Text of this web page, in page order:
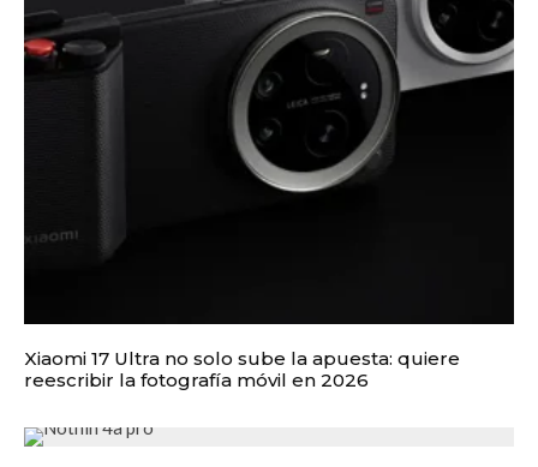
Xiaomi 17 Ultra no solo sube la apuesta: quiere
reescribir la fotografía móvil en 2026